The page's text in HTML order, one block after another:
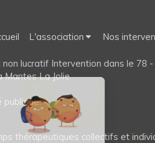
L'association Nos
lucratif Intervention dans le 78 -
Mantes La Jolie
publique.
thérapeutiques collectifs et